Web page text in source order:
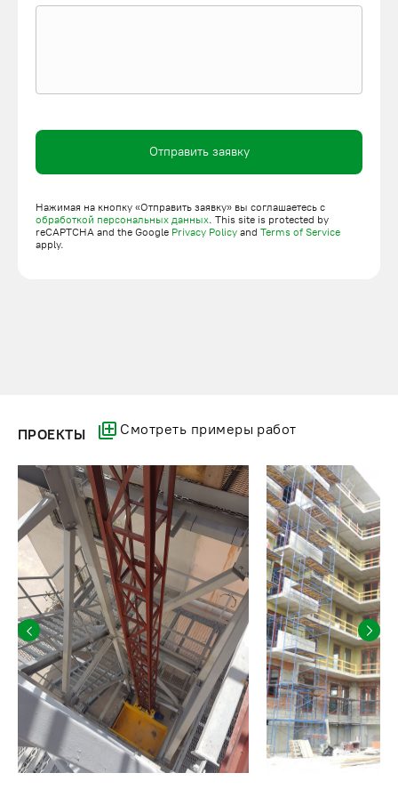
концевыми выключателями - фиксируют платформу в
крайнем верхнем и нижнем положениях;
ловителями - при обрыве каната удерживают клеть до
аварийным тормозом;
ограничителем грузоподъемности;
устойчивость;
подъемного оборудования, подъемник МГП 1000 кг
можно купить значительно дешевле;
вариативность - существуют разные модификации с
неодинаковой грузоподъемностью, высотой мачты,
открытой или закрытой грузовой площадкой;
экономичность энергопотребления;
компактность;
тихий режим работы - шум составляет примерно 66
Дб;
надежность.
Одноконсольные мачтовые подъемники эффективно
справляются с грузоподъемными операциями в:
строительстве;
торговле;
Отправить заявку
Нажимая на кнопку «Отправить заявку» вы соглашаетесь с
обработкой персональных данных. This site is protected by
reCAPTCHA and the Google Privacy Policy and Terms of Service
apply.
ПРОЕКТЫ Смотреть примеры работ